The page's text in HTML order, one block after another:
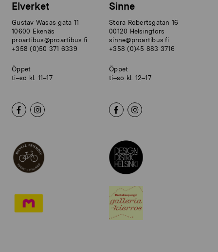
Elverket
Gustav Wasas gata 11
10600 Ekenäs
proartibus@proartibus.fi
+358 (0)50 371 6339
Öppet
ti–sö kl. 11–17
Sinne
Stora Robertsgatan 16
00120 Helsingfors
sinne@proartibus.fi
+358 (0)45 883 3716
Öppet
ti–sö kl. 12–17